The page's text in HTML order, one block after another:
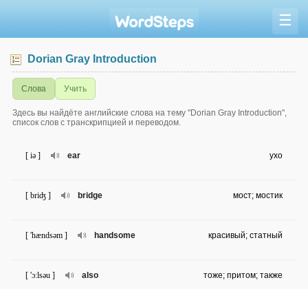
☰
Dorian Gray Introduction
Слова Учить
Здесь вы найдёте английские слова на тему "Dorian Gray Introduction",
список слов с транскрипцией и переводом.
ear
[ iə ] ухо
bridge
[ briʤ ] мост; мостик
handsome
[ 'hændsəm ] красивый; статный
also
[ 'ɔ:lsəu ] тоже; притом; также